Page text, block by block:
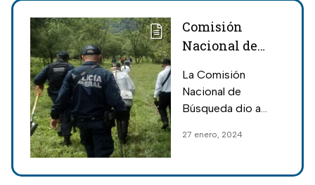
Comisión
Nacional de
por fraude en
Facebook
La Comisión
Nacional de
Búsqueda dio a
emprendió acciones
el reporte y
27 enero, 2024